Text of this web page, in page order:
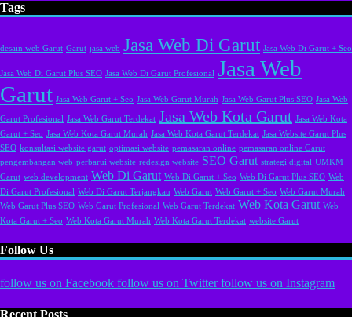
Tags
desain web Garut Garut jasa web Jasa Web Di Garut Jasa Web Di Garut + Seo
Jasa Web Di Garut Plus SEO Jasa Web Di Garut Profesional Jasa Web
Garut Jasa Web Garut + Seo Jasa Web Garut Murah Jasa Web Garut Plus SEO Jasa Web
Garut Profesional Jasa Web Garut Terdekat Jasa Web Kota Garut Jasa Web Kota
Garut + Seo Jasa Web Kota Garut Murah Jasa Web Kota Garut Terdekat Jasa Website Garut Plus
SEO konsultasi website garut optimasi website pemasaran online pemasaran online Garut
pengembangan web perbarui website redesign website SEO Garut strategi digital UMKM
Garut web development Web Di Garut Web Di Garut + Seo Web Di Garut Plus SEO Web
Di Garut Profesional Web Di Garut Terjangkau Web Garut Web Garut + Seo Web Garut Murah
Web Garut Plus SEO Web Garut Profesional Web Garut Terdekat Web Kota Garut Web
Kota Garut + Seo Web Kota Garut Murah Web Kota Garut Terdekat website Garut
Follow Us
follow us on Facebook follow us on Twitter follow us on Instagram
Recent Posts